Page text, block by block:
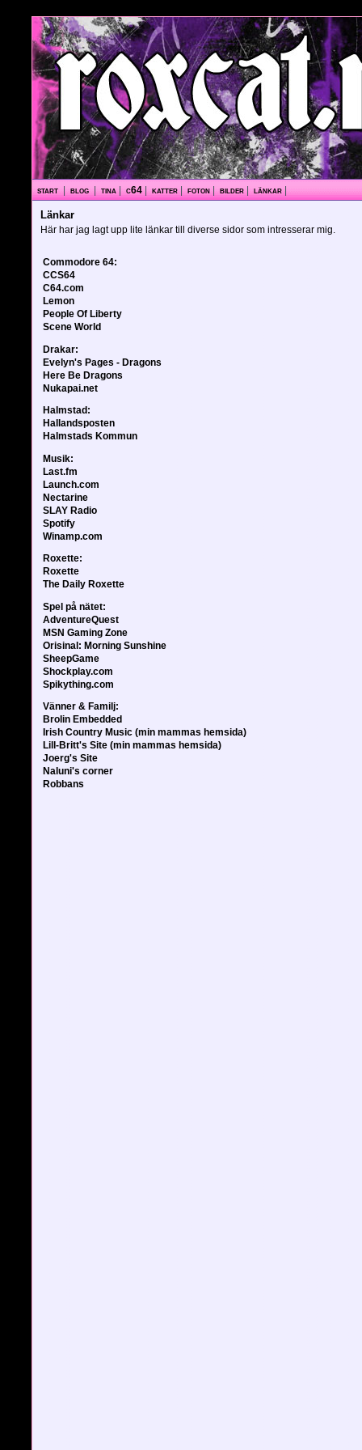
start blog tina| c64| katter| foton| bilder| länkar|
Länkar
Här har jag lagt upp lite länkar till diverse sidor som intresserar mig.
Commodore 64:
CCS64
C64.com
Lemon
People Of Liberty
Scene World
Drakar:
Evelyn's Pages - Dragons
Here Be Dragons
Nukapai.net
Halmstad:
Hallandsposten
Halmstads Kommun
Musik:
Last.fm
Launch.com
Nectarine
SLAY Radio
Spotify
Winamp.com
Roxette:
Roxette
The Daily Roxette
Spel på nätet:
AdventureQuest
MSN Gaming Zone
Orisinal: Morning Sunshine
SheepGame
Shockplay.com
Spikything.com
Vänner & Familj:
Brolin Embedded
Irish Country Music (min mammas hemsida)
Lill-Britt's Site (min mammas hemsida)
Joerg's Site
Naluni's corner
Robbans